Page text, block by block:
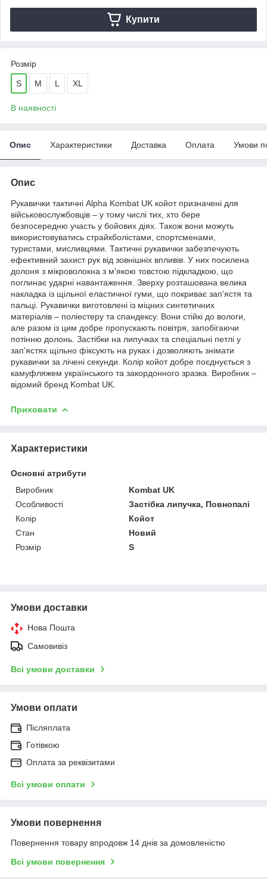
Купити
Розмір
S M L XL
В наявності
Опис Характеристики Доставка Оплата Умови
Опис
Рукавички тактичні Alpha Kombat UK койот призначені для
військовослужбовців – у тому числі тих, хто бере
безпосередню участь у бойових діях. Також вони можуть
використовуватись страйкболістами, спортсменами,
туристами, мисливцями. Тактичні рукавички забезпечують
ефективний захист рук від зовнішніх впливів. У них посилена
долоня з мікроволокна з м'якою товстою підкладкою, що
поглинає ударні навантаження. Зверху розташована велика
накладка із щільної еластичної гуми, що покриває зап'ястя та
пальці. Рукавички виготовлені із міцних синтетичних
матеріалів – поліестеру та спандексу. Вони стійкі до вологи,
але разом із цим добре пропускають повітря, запобігаючи
потінню долонь. Застібки на липучках та спеціальні петлі у
зап'ястях щільно фіксують на руках і дозволяють знімати
рукавички за лічені секунди. Колір койот добре поєднується з
камуфляжем українського та закордонного зразка. Виробник –
відомий бренд Kombat UK.
Приховати
Характеристики
Основні атрибути
Виробник
Kombat UK
Особливості
Застібка липучка, Повнопалі
Колір
Койот
Стан
Новий
Розмір
S
Умови доставки
Нова Пошта
Самовивіз
Всі умови доставки
Умови оплати
Післяплата
Готівкою
Оплата за реквізитами
Всі умови оплати
Умови повернення
Повернення товару впродовж 14 днів за домовленістю
Всі умови повернення